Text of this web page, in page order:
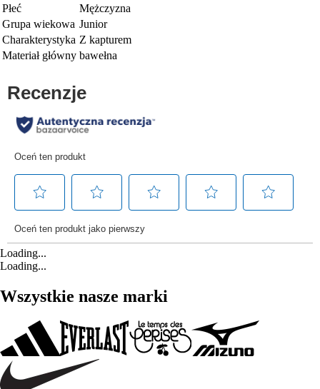
Płeć
Mężczyzna
Grupa wiekowa Junior
Charakterystyka Z kapturem
Materiał główny bawełna
Loading...
Loading...
Wszystkie nasze marki